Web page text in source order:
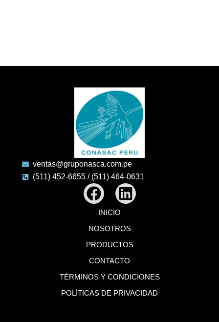
ventas@gruponasca.com.pe
(511) 452-6655 / (511) 464-0631
Facebook
Linkedin
INICIO
NOSOTROS
PRODUCTOS
CONTACTO
TÉRMINOS Y CONDICIONES
POLÍTICAS DE PRIVACIDAD